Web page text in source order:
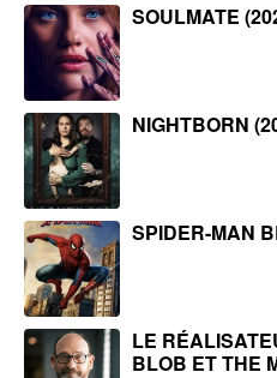
SOULMATE
NIGHTBORN
SPIDER-MAN
LE
BLOB ET THE